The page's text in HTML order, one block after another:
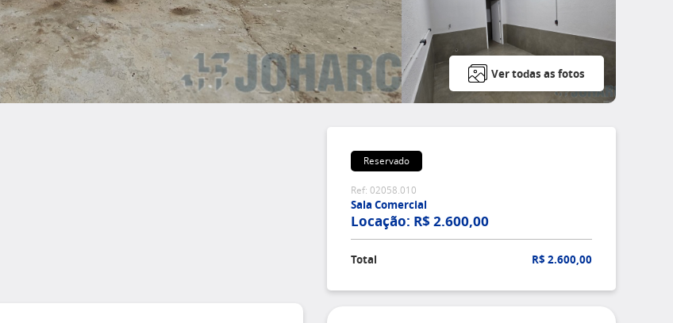
Ver todas as fotos
Reservado
Ref: 02058.010
Sala Comercial
Locação: R$ 2.600,00
Total R$ 2.600,00